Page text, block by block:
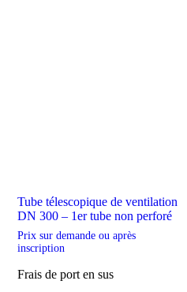
Tube télescopique de ventilation
DN 300 – 1er tube non perforé
Prix sur demande ou après
inscription
Frais de port en sus